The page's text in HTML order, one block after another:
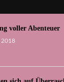
voller Abenteuer
2018